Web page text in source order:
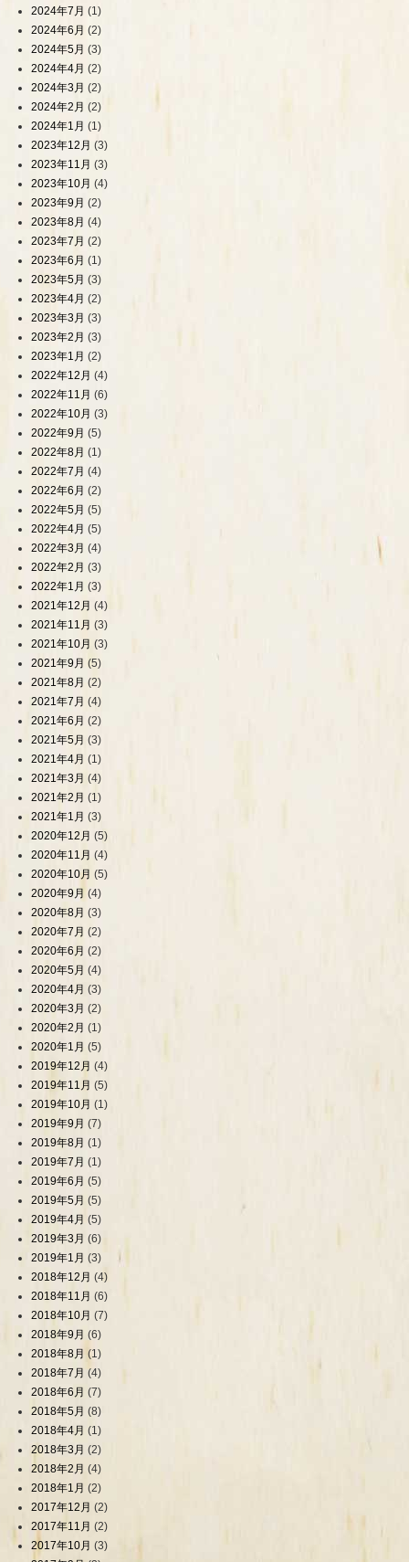
2024年7月 (1)
2024年6月 (2)
2024年5月 (3)
2024年4月 (2)
2024年3月 (2)
2024年2月 (2)
2024年1月 (1)
2023年12月 (3)
2023年11月 (3)
2023年10月 (4)
2023年9月 (2)
2023年8月 (4)
2023年7月 (2)
2023年6月 (1)
2023年5月 (3)
2023年4月 (2)
2023年3月 (3)
2023年2月 (3)
2023年1月 (2)
2022年12月 (4)
2022年11月 (6)
2022年10月 (3)
2022年9月 (5)
2022年8月 (1)
2022年7月 (4)
2022年6月 (2)
2022年5月 (5)
2022年4月 (5)
2022年3月 (4)
2022年2月 (3)
2022年1月 (3)
2021年12月 (4)
2021年11月 (3)
2021年10月 (3)
2021年9月 (5)
2021年8月 (2)
2021年7月 (4)
2021年6月 (2)
2021年5月 (3)
2021年4月 (1)
2021年3月 (4)
2021年2月 (1)
2021年1月 (3)
2020年12月 (5)
2020年11月 (4)
2020年10月 (5)
2020年9月 (4)
2020年8月 (3)
2020年7月 (2)
2020年6月 (2)
2020年5月 (4)
2020年4月 (3)
2020年3月 (2)
2020年2月 (1)
2020年1月 (5)
2019年12月 (4)
2019年11月 (5)
2019年10月 (1)
2019年9月 (7)
2019年8月 (1)
2019年7月 (1)
2019年6月 (5)
2019年5月 (5)
2019年4月 (5)
2019年3月 (6)
2019年1月 (3)
2018年12月 (4)
2018年11月 (6)
2018年10月 (7)
2018年9月 (6)
2018年8月 (1)
2018年7月 (4)
2018年6月 (7)
2018年5月 (8)
2018年4月 (1)
2018年3月 (2)
2018年2月 (4)
2018年1月 (2)
2017年12月 (2)
2017年11月 (2)
2017年10月 (3)